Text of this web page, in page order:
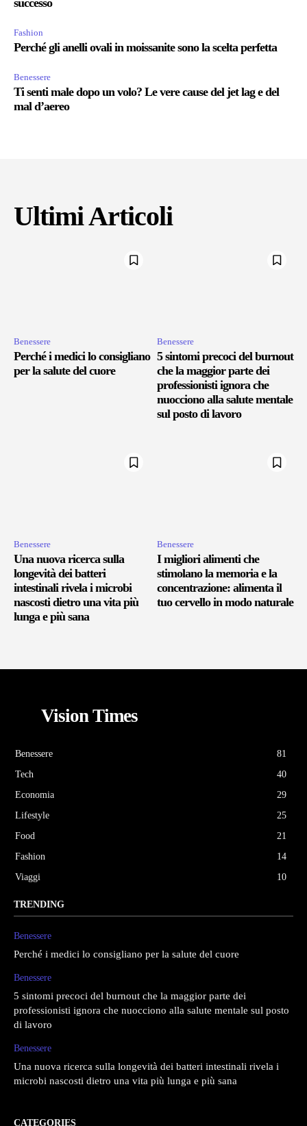
Fashion
Perché gli anelli ovali in moissanite sono la scelta perfetta
Benessere
Ti senti male dopo un volo? Le vere cause del jet lag e del
mal d’aereo
Ultimi Articoli
Benessere
Perché i medici lo consigliano
per la salute del cuore
Benessere
5 sintomi precoci del burnout
che la maggior parte dei
professionisti ignora che
nuocciono alla salute mentale
sul posto di lavoro
Benessere
Una nuova ricerca sulla
longevità dei batteri
intestinali rivela i microbi
nascosti dietro una vita più
lunga e più sana
Benessere
I migliori alimenti che
stimolano la memoria e la
concentrazione: alimenta il
tuo cervello in modo naturale
Vision Times
Benessere
81
Tech
40
Economia
29
Lifestyle
25
Food
21
Fashion
14
Viaggi
10
TRENDING
Benessere
Perché i medici lo consigliano per la salute del cuore
Benessere
5 sintomi precoci del burnout che la maggior parte dei
professionisti ignora che nuocciono alla salute mentale sul posto
di lavoro
Benessere
Una nuova ricerca sulla longevità dei batteri intestinali rivela i
microbi nascosti dietro una vita più lunga e più sana
CATEGORIES